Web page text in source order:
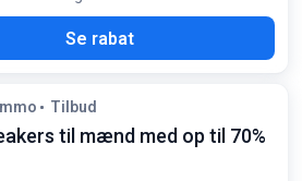
Se rabat
Tilbud
til mænd med op til 70%